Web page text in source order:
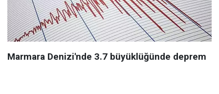
Marmara Denizi'nde 3.7 büyüklüğünde deprem